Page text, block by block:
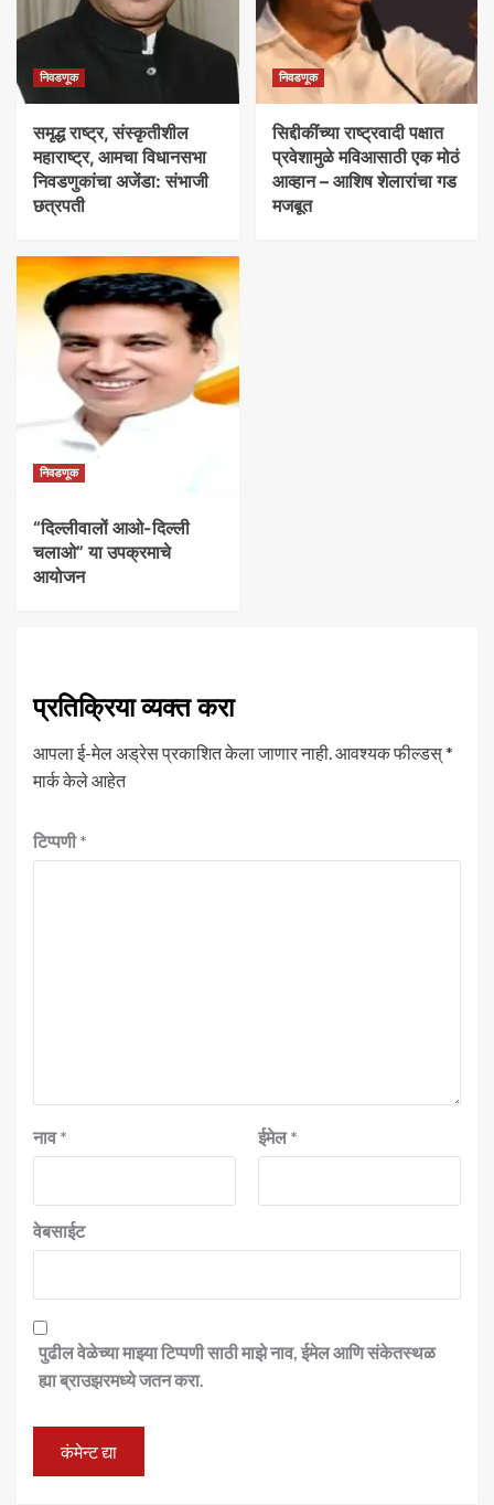
निवडणूक
समृद्ध राष्ट्र, संस्कृतीशील
महाराष्ट्र, आमचा विधानसभा
निवडणुकांचा अजेंडा: संभाजी
छत्रपती
निवडणूक
सिद्दीकींच्या राष्ट्रवादी पक्षात
प्रवेशामुळे मविआसाठी एक मोठं
आव्हान – आशिष शेलारांचा गड
मजबूत
निवडणूक
“दिल्लीवालों आओ-दिल्ली
चलाओ” या उपक्रमाचे
आयोजन
प्रतिक्रिया व्यक्त करा
आपला ई-मेल अड्रेस प्रकाशित केला जाणार नाही.आवश्यक फील्डस्*
मार्क केले आहेत
टिप्पणी*
नाव* ईमेल*
वेबसाईट
पुढील वेळेच्या माझ्या टिप्पणी साठी माझे नाव, ईमेल आणि संकेतस्थळ
ह्या ब्राउझरमध्ये जतन करा.